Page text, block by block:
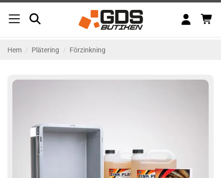
Hem / Plätering / Förzinkning